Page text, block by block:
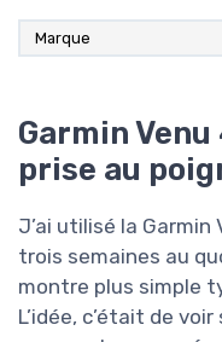
Marque
Garmin Venu
prise au
J’ai utilisé la
trois semaines au
montre plus simple
L’idée, c’était de